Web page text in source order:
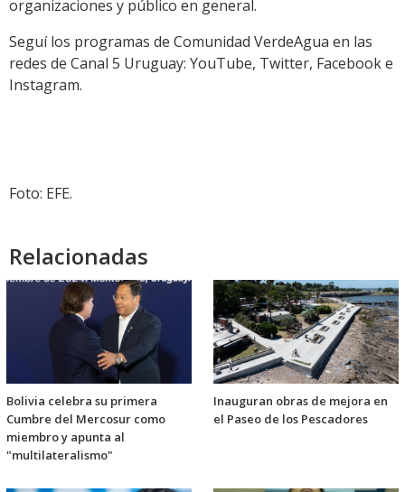
organizaciones y público en general.
Seguí los programas de Comunidad VerdeAgua en las
redes de Canal 5 Uruguay: YouTube, Twitter, Facebook e
Instagram.
Foto: EFE.
Relacionadas
Bolivia celebra su primera
Cumbre del Mercosur como
miembro y apunta al
"multilateralismo"
Inauguran obras de mejora en
el Paseo de los Pescadores